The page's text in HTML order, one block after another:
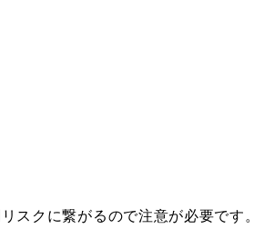
スクに繋がるので注意が必要です。